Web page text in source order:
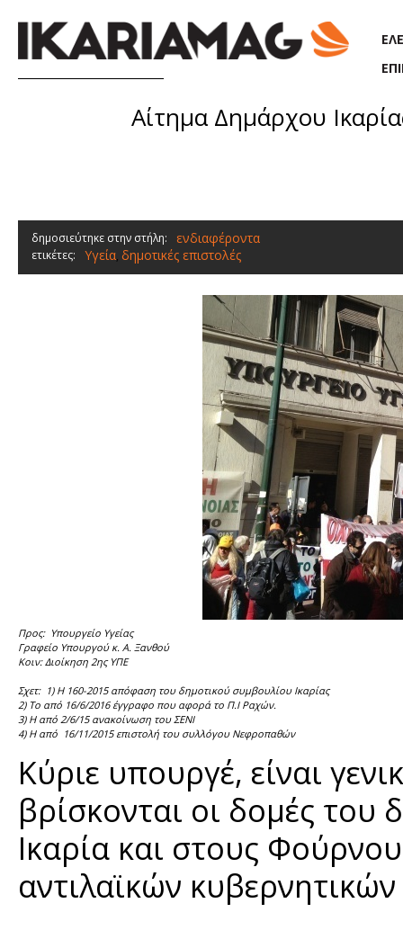
Αίτημα Δημάρχου
δημοσιεύτηκε στην στήλη: ενδιαφέροντα
ετικέτες: Υγεία, δημοτικές επιστολές
Προς: Υπουργείο Υγείας
Γραφείο Υπουργού κ. Α. Ξανθού
Κοιν: Διοίκηση 2ης ΥΠΕ
Σχετ: 1) Η 160-2015 απόφαση του δημοτικού συμβουλίου Ικαρίας
2) Το από 16/6/2016 έγγραφο που αφορά το Π.Ι Ραχών.
3) Η από 2/6/15 ανακοίνωση του ΣΕΝΙ
4) Η από 16/11/2015 επιστολή του συλλόγου Νεφροπαθών
Κύριε υπουργέ, είναι
βρίσκονται οι δομές του
Ικαρία και στους
αντιλαϊκών